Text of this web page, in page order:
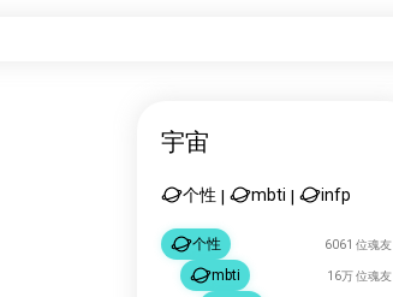
宇宙
个性 mbti infp
个性 6061 位魂友
mbti 16万 位魂友